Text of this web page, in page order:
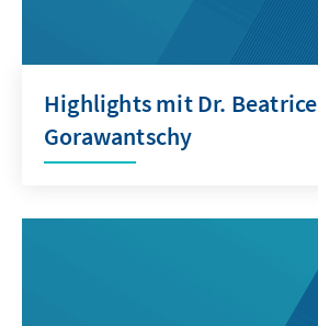
Highlights mit Dr. Beatrice
Gorawantschy